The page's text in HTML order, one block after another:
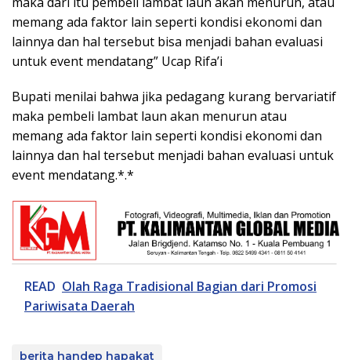
memang ada faktor lain seperti kondisi ekonomi dan
lainnya dan hal tersebut bisa menjadi bahan evaluasi
untuk event mendatang” Ucap Rifa’i
Bupati menilai bahwa jika pedagang kurang bervariatif
maka pembeli lambat laun akan menurun atau
memang ada faktor lain seperti kondisi ekonomi dan
lainnya dan hal tersebut menjadi bahan evaluasi untuk
event mendatang.*.*
READ Olah Raga Tradisional Bagian dari Promosi
Pariwisata Daerah
berita handep hapakat